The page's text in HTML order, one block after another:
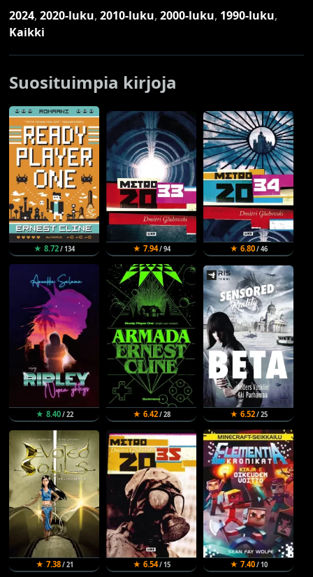
2024,2020-luku,2010-luku,2000-luku, 1990-luku,
Kaikki
Suosituimpia kirjoja
★ 8.72/ 134 ★ 7.94/ 94 ★ 6.80/ 46
★ 8.40/ 22 ★ 6.42/ 28 ★ 6.52/ 25
★ 7.38/ 21 ★ 6.54/ 15 ★ 7.40/ 10